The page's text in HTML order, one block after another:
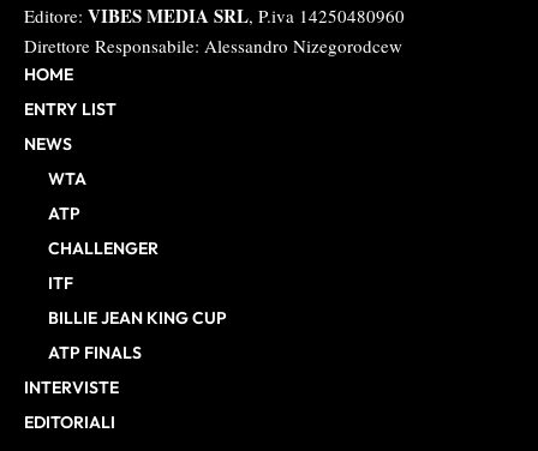
Editore: VIBES MEDIA SRL, P.iva 14250480960
Direttore Responsabile: Alessandro Nizegorodcew
HOME
ENTRY LIST
NEWS
WTA
ATP
CHALLENGER
ITF
BILLIE JEAN KING CUP
ATP FINALS
INTERVISTE
EDITORIALI